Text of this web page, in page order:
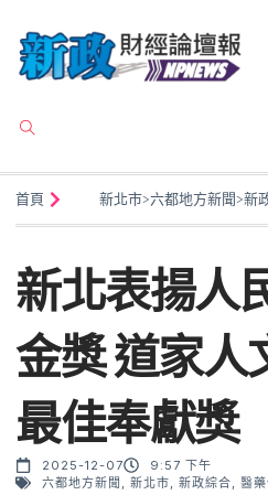
首頁 新北市>六都地方新聞>新
新北表揚人
金獎 道家人
最佳奉獻獎
2025-12-07
9:57 下午
六都地方新聞
新北市 新政綜合 醫